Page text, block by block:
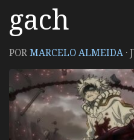
gach
PORMARCELO ALMEIDA ·